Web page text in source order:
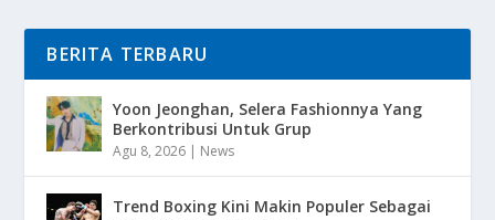
BERITA TERBARU
Yoon Jeonghan, Selera Fashionnya Yang
Berkontribusi Untuk Grup
Agu 8, 2026 | News
Trend Boxing Kini Makin Populer Sebagai